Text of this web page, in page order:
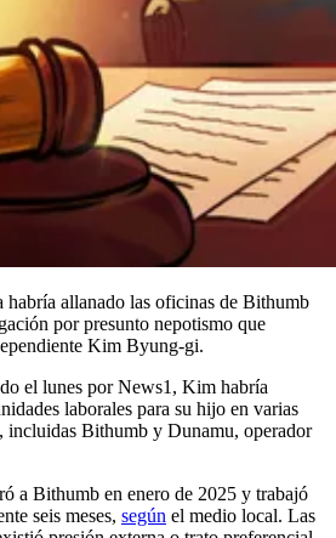
allanado las oficinas de Bithumb
por presunto nepotismo que
Kim Byung-gi.
el lunes por News1, Kim habría
laborales para su hijo en varias
incluidas Bithumb y Dunamu, operador
a Bithumb en enero de 2025 y trabajó
seis meses, según el medio local. Las